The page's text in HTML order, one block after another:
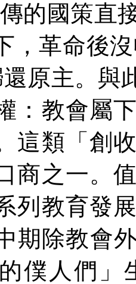
的國策直
，革命後
還原主。與
：教會屬
這類「創
商之一。
列教育發
期除教會
僕人們